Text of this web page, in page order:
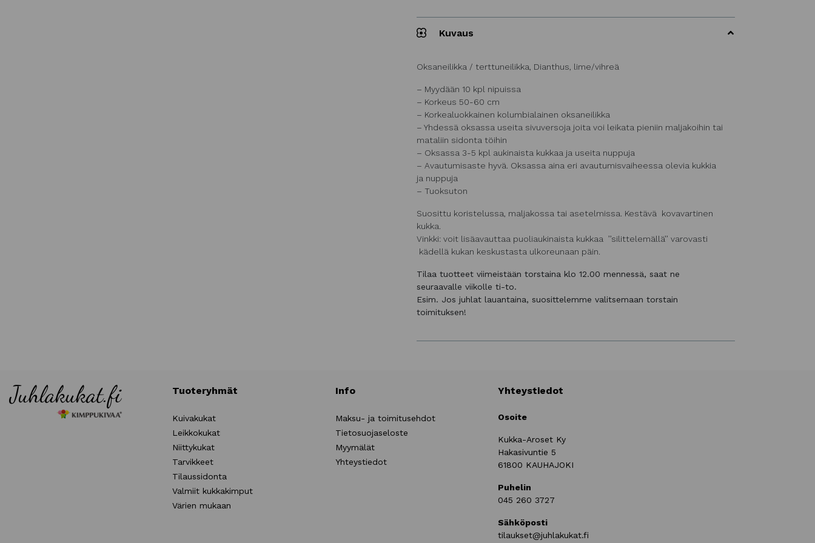
Kuvaus
Oksaneilikka / terttuneilikka, Dianthus, lime/vihreä
– Myydään 10 kpl nipuissa
– Korkeus 50-60 cm
– Korkealuokkainen kolumbialainen oksaneilikka
– Yhdessä oksassa useita sivuversoja joita voi leikata pieniin maljakoihin tai
mataliin sidonta töihin
– Oksassa 3-5 kpl aukinaista kukkaa ja useita nuppuja
– Avautumisaste hyvä. Oksassa aina eri avautumisvaiheessa olevia kukkia
ja nuppuja
– Tuoksuton
Suosittu koristelussa, maljakossa tai asetelmissa. Kestävä kovavartinen
kukka.
Vinkki: voit lisäavauttaa puoliaukinaista kukkaa ’’silittelemällä’’ varovasti
kädellä kukan keskustasta ulkoreunaan päin.
Tilaa tuotteet viimeistään torstaina klo 12.00 mennessä, saat ne
seuraavalle viikolle ti-to.
Esim. Jos juhlat lauantaina, suosittelemme valitsemaan torstain
toimituksen!
Tuoteryhmät
Kuivakukat
Leikkokukat
Niittykukat
Tarvikkeet
Tilaussidonta
Valmiit kukkakimput
Värien mukaan
Info
Maksu- ja toimitusehdot
Tietosuojaseloste
Myymälät
Yhteystiedot
Yhteystiedot
Osoite
Kukka-Aroset Ky
Hakasivuntie 5
61800 KAUHAJOKI
Puhelin
045 260 3727
Sähköposti
tilaukset@juhlakukat.fi